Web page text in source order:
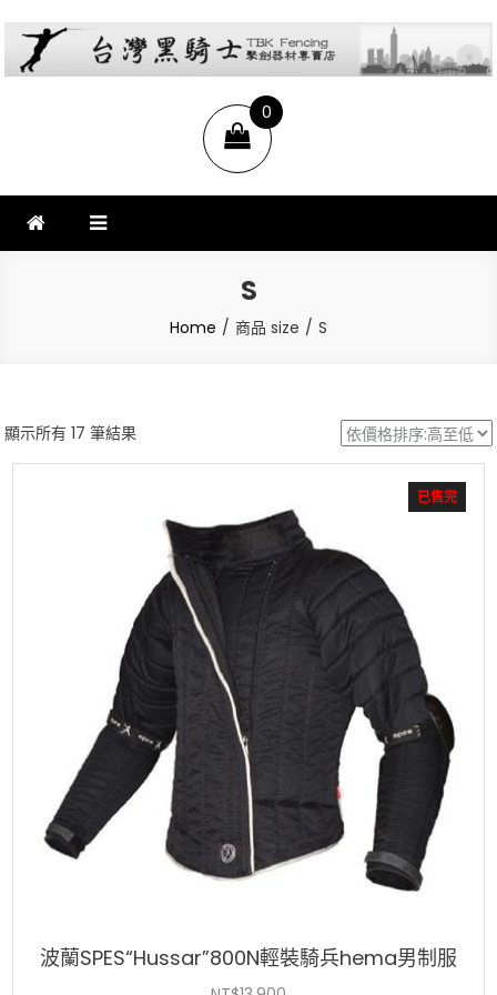
提供專業FENCING擊劍器材,擊劍器材報價,西洋劍設備,軍刀,鈍劍,銳劍,花
劍,佩劍,重劍,佩件,面罩,劍擊袋,劍擊車,周邊商品販售和售後服務.
0
items
S
Home 商品 size S
顯示所有 17 筆結果依
價
至
低
已售完
波蘭SPES“Hussar”800N輕裝騎兵hema男制服